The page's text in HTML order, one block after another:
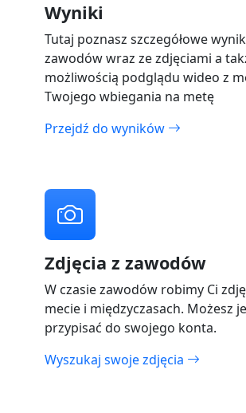
Wyniki
Tutaj poznasz szczegółowe
zawodów wraz ze zdjęciami a
możliwością podglądu wideo z
Twojego wbiegania na metę
Przejdź do wyników
Zdjęcia z zawodów
W czasie zawodów robimy Ci
mecie i międzyczasach. Możesz
przypisać do swojego konta.
Wyszukaj swoje zdjęcia